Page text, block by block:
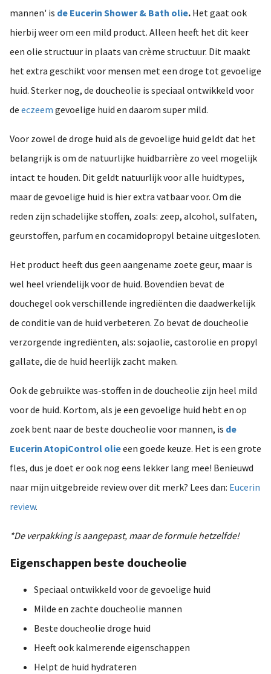
mannen' is de Eucerin Shower & Bath olie. Het gaat ook
hierbij weer om een mild product. Alleen heeft het dit keer
een olie structuur in plaats van crème structuur. Dit maakt
het extra geschikt voor mensen met een droge tot gevoelige
huid. Sterker nog, de doucheolie is speciaal ontwikkeld voor
de eczeem gevoelige huid en daarom super mild.
Voor zowel de droge huid als de gevoelige huid geldt dat het
belangrijk is om de natuurlijke huidbarrière zo veel mogelijk
intact te houden. Dit geldt natuurlijk voor alle huidtypes,
maar de gevoelige huid is hier extra vatbaar voor. Om die
reden zijn schadelijke stoffen, zoals: zeep, alcohol, sulfaten,
geurstoffen, parfum en cocamidopropyl betaine uitgesloten.
Het product heeft dus geen aangename zoete geur, maar is
wel heel vriendelijk voor de huid. Bovendien bevat de
douchegel ook verschillende ingrediënten die daadwerkelijk
de conditie van de huid verbeteren. Zo bevat de doucheolie
verzorgende ingrediënten, als: sojaolie, castorolie en propyl
gallate, die de huid heerlijk zacht maken.
Ook de gebruikte was-stoffen in de doucheolie zijn heel mild
voor de huid. Kortom, als je een gevoelige huid hebt en op
zoek bent naar de beste doucheolie voor mannen, is de
Eucerin AtopiControl olieeen goede keuze. Het is een grote
fles, dus je doet er ook nog eens lekker lang mee! Benieuwd
naar mijn uitgebreide review over dit merk? Lees dan: Eucerin
review.
*De verpakking is aangepast, maar de formule hetzelfde!
Eigenschappen beste doucheolie
Speciaal ontwikkeld voor de gevoelige huid
Milde en zachte doucheolie mannen
Beste doucheolie droge huid
Heeft ook kalmerende eigenschappen
Helpt de huid hydrateren